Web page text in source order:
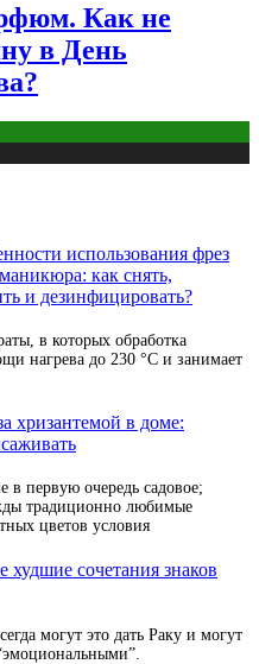
Как не
в День
использования фрез
как снять,
и дезинфицировать?
в которых обработка
нагрева до 230 °С и занимает
хризантемой в доме:
в первую очередь садовое;
традиционно любимые
цветов условия
худшие сочетания знаков
могут это дать Раку и могут